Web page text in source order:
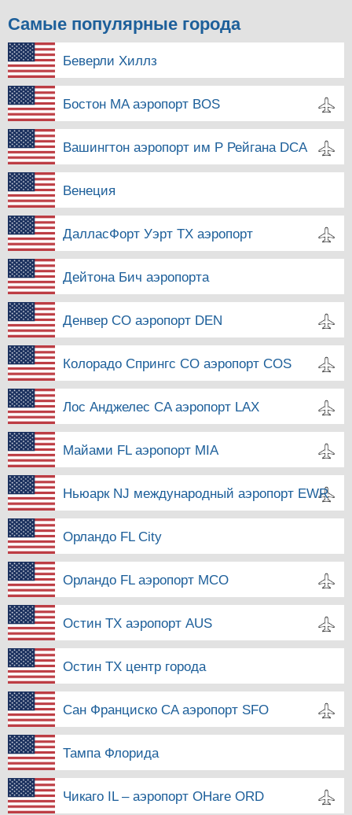
Самые популярные города
Беверли Хиллз
Бостон MA аэропорт BOS
Вашингтон аэропорт им Р Рейгана DCA
Венеция
ДалласФорт Уэрт TX аэропорт
Дейтона Бич аэропорта
Денвер CO аэропорт DEN
Колорадо Спрингс CO аэропорт COS
Лос Анджелес CA аэропорт LAX
Майами FL аэропорт MIA
Ньюарк NJ международный аэропорт EWR
Орландо FL City
Орландо FL аэропорт MCO
Остин TX аэропорт AUS
Остин TX центр города
Сан Франциско CA аэропорт SFO
Тампа Флорида
Чикаго IL – аэропорт OHare ORD